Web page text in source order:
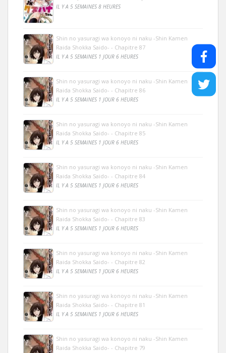
IL Y A 5 SEMAINES 8 HEURES
Shin no yasuragi wa konoyo ni naku -Shin Kamen
Raida Shokka Saido- - Chapitre 87
IL Y A 5 SEMAINES 1 JOUR 6 HEURES
Shin no yasuragi wa konoyo ni naku -Shin Kamen
Raida Shokka Saido- - Chapitre 86
IL Y A 5 SEMAINES 1 JOUR 6 HEURES
Shin no yasuragi wa konoyo ni naku -Shin Kamen
Raida Shokka Saido- - Chapitre 85
IL Y A 5 SEMAINES 1 JOUR 6 HEURES
Shin no yasuragi wa konoyo ni naku -Shin Kamen
Raida Shokka Saido- - Chapitre 84
IL Y A 5 SEMAINES 1 JOUR 6 HEURES
Shin no yasuragi wa konoyo ni naku -Shin Kamen
Raida Shokka Saido- - Chapitre 83
IL Y A 5 SEMAINES 1 JOUR 6 HEURES
Shin no yasuragi wa konoyo ni naku -Shin Kamen
Raida Shokka Saido- - Chapitre 82
IL Y A 5 SEMAINES 1 JOUR 6 HEURES
Shin no yasuragi wa konoyo ni naku -Shin Kamen
Raida Shokka Saido- - Chapitre 81
IL Y A 5 SEMAINES 1 JOUR 6 HEURES
Shin no yasuragi wa konoyo ni naku -Shin Kamen
Raida Shokka Saido- - Chapitre 79